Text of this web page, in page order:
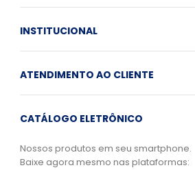
INSTITUCIONAL
ATENDIMENTO AO CLIENTE
CATÁLOGO ELETRÔNICO
Nossos produtos em seu smartphone.
Baixe agora mesmo nas plataformas: